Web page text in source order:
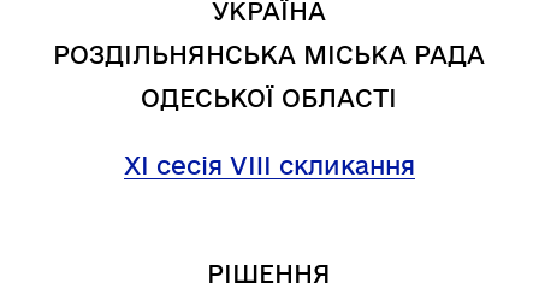
УКРАЇНА
РОЗДІЛЬНЯНСЬКА МІСЬКА РАДА
ОДЕСЬКОЇ ОБЛАСТІ
XI сесія VIII скликання
РІШЕННЯ